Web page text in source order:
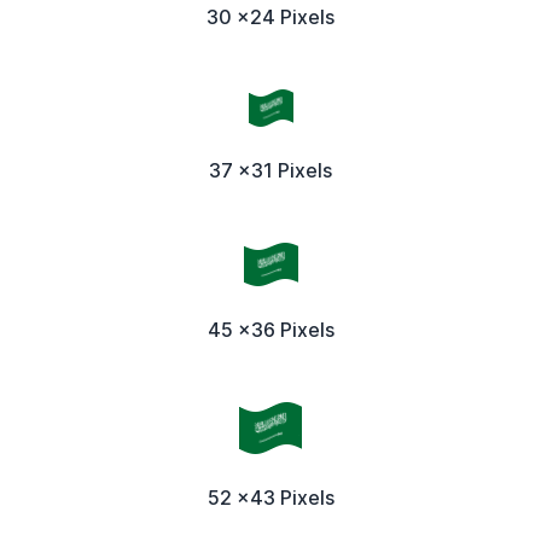
30 x24 Pixels
37 x31 Pixels
45 x36 Pixels
52 x43 Pixels